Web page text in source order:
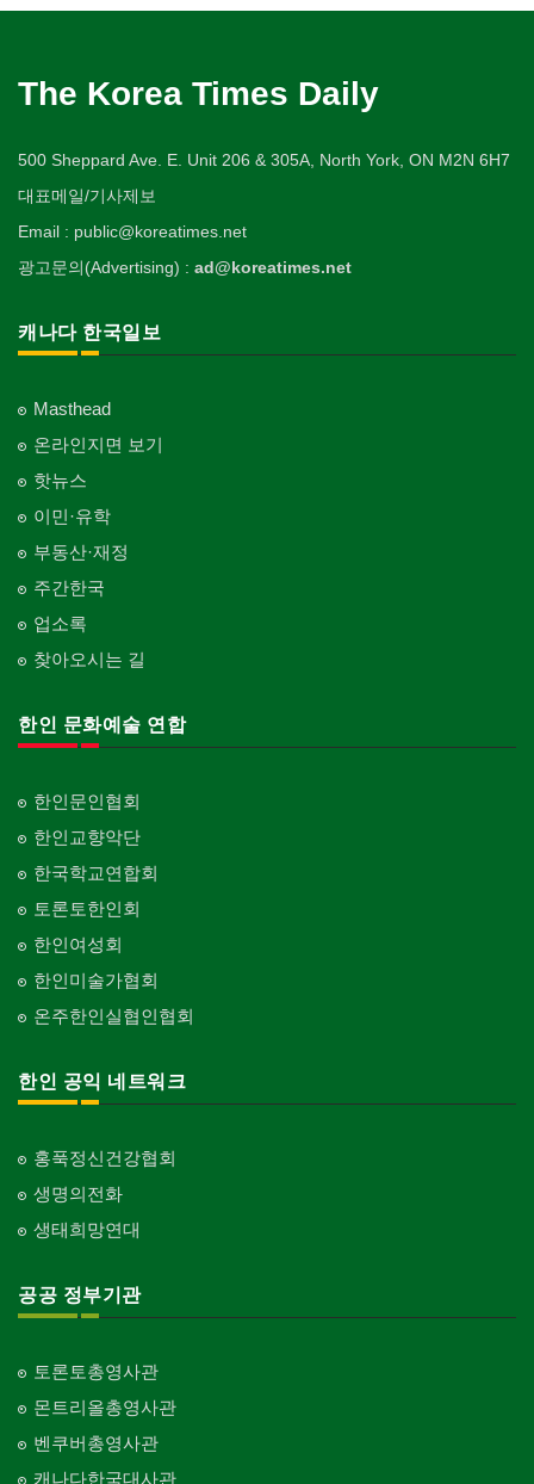
The Korea Times Daily
500 Sheppard Ave. E. Unit 206 & 305A, North York, ON M2N 6H7
대표메일/기사제보
Email : public@koreatimes.net
광고문의(Advertising) : ad@koreatimes.net
캐나다 한국일보
Masthead
온라인지면 보기
핫뉴스
이민·유학
부동산·재정
주간한국
업소록
찾아오시는 길
한인 문화예술 연합
한인문인협회
한인교향악단
한국학교연합회
토론토한인회
한인여성회
한인미술가협회
온주한인실협인협회
한인 공익 네트워크
홍푹정신건강협회
생명의전화
생태희망연대
공공 정부기관
토론토총영사관
몬트리올총영사관
벤쿠버총영사관
캐나다한국대사관